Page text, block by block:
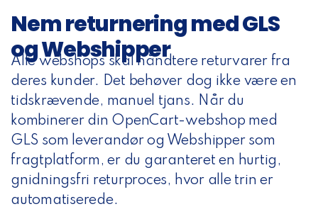
Nem returnering med GLS
og Webshipper
Alle webshops skal håndtere returvarer fra
deres kunder. Det behøver dog ikke være en
tidskrævende, manuel tjans. Når du
kombinerer din OpenCart-webshop med
GLS som leverandør og Webshipper som
fragtplatform, er du garanteret en hurtig,
gnidningsfri returproces, hvor alle trin er
automatiserede.